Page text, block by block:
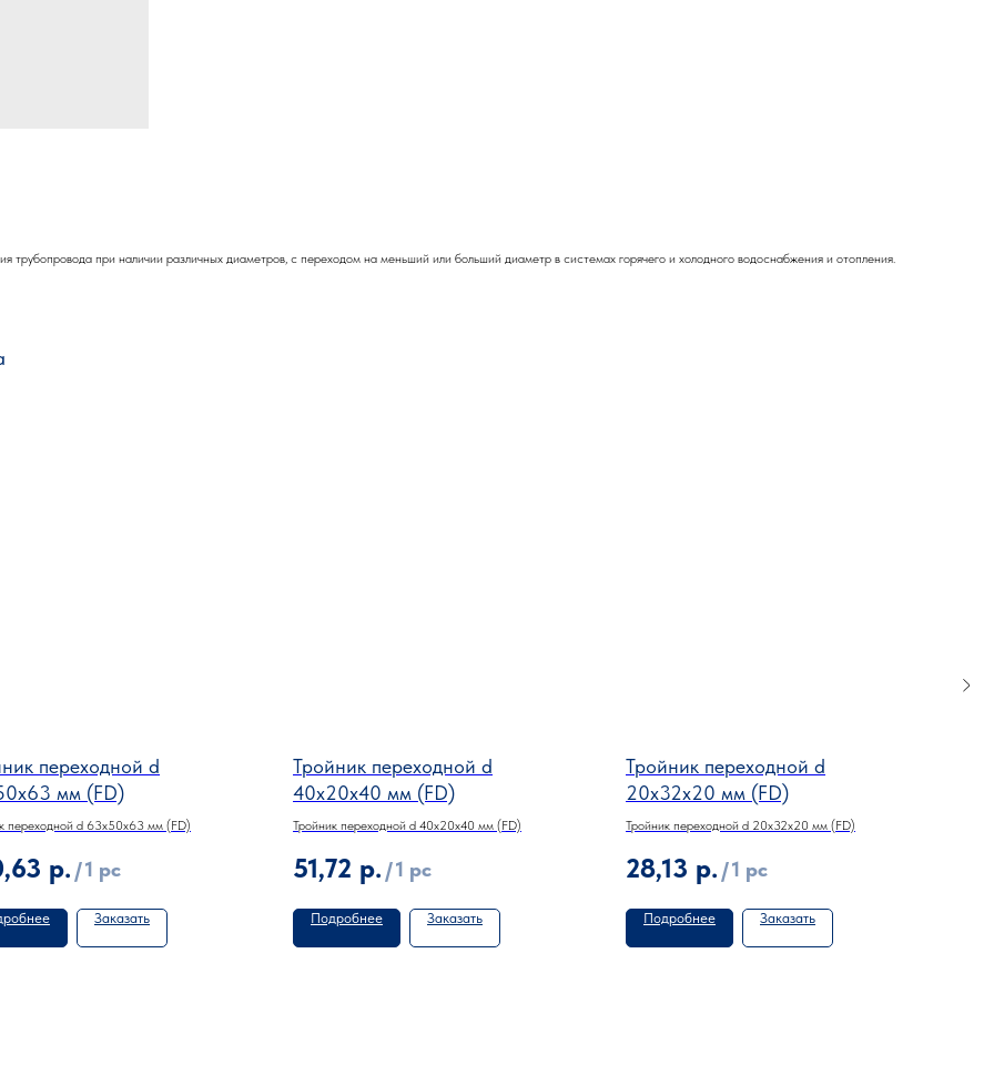
трубопровода при наличии различных диаметров, с переходом на меньший или больший диаметр в системах горячего и холодного водоснабжения и отопления.
переходной d
мм (FD)
переходной d 63х50х63 мм (FD)
р. /1 pc
Заказать
Тройник переходной d
40х20х40 мм (FD)
Тройник переходной d 40х20х40 мм (FD)
51,72 р. /1 pc
Подробнее Заказать
Тройник переходной d
20х32х20 мм (FD)
Тройник переходной d 20х32х20 мм (FD)
28,13 р. /1 pc
Подробнее Заказать